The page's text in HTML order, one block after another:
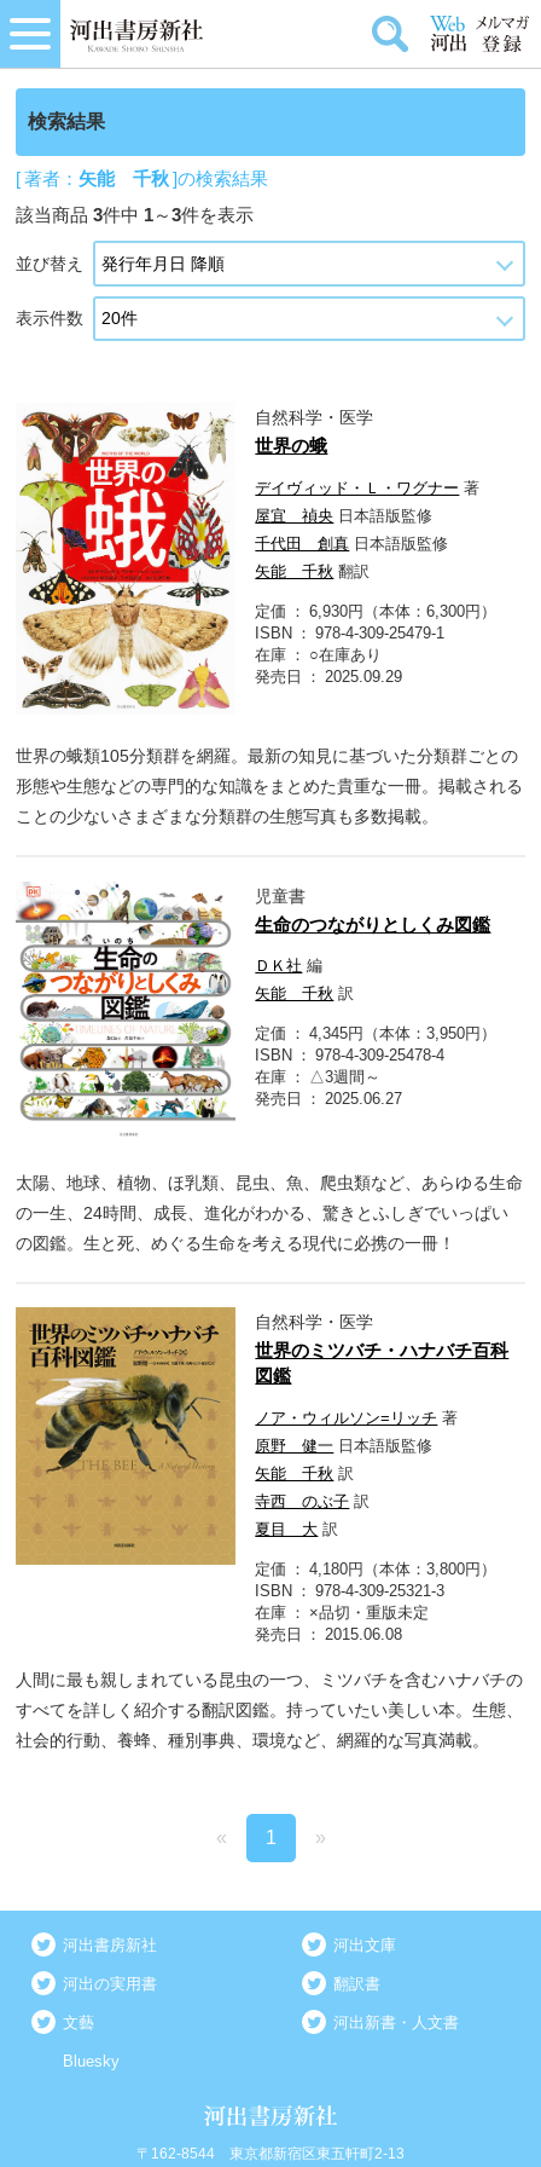
検索結果
[ 著者： 矢能 千秋]の検索結果
該当商品3件中 1～3件を表示
並び替え
表示件数
自然科学・医学
世界の蛾
デイヴィッド・Ｌ・ワグナー 著
屋宜 禎央 日本語版監修
千代田 創真 日本語版監修
矢能 千秋 翻訳
定価
6,930円（本体：6,300円）
ISBN
978-4-309-25479-1
在庫
○在庫あり
発売日
2025.09.29
世界の蛾類105分類群を網羅。最新の知見に基づいた分類群ごとの
形態や生態などの専門的な知識をまとめた貴重な一冊。掲載される
ことの少ないさまざまな分類群の生態写真も多数掲載。
児童書
生命のつながりとしくみ図鑑
ＤＫ社 編
矢能 千秋 訳
定価
4,345円（本体：3,950円）
ISBN
978-4-309-25478-4
在庫
△3週間～
発売日
2025.06.27
太陽、地球、植物、ほ乳類、昆虫、魚、爬虫類など、あらゆる生命
の一生、24時間、成長、進化がわかる、驚きとふしぎでいっぱい
の図鑑。生と死、めぐる生命を考える現代に必携の一冊！
自然科学・医学
世界のミツバチ・ハナバチ百科
図鑑
ノア・ウィルソン=リッチ 著
原野 健一 日本語版監修
矢能 千秋 訳
寺西 のぶ子 訳
夏目 大 訳
定価
4,180円（本体：3,800円）
ISBN
978-4-309-25321-3
在庫
×品切・重版未定
発売日
2015.06.08
人間に最も親しまれている昆虫の一つ、ミツバチを含むハナバチの
すべてを詳しく紹介する翻訳図鑑。持っていたい美しい本。生態、
社会的行動、養蜂、種別事典、環境など、網羅的な写真満載。
« 1 »
河出書房新社 河出文庫
河出の実用書 翻訳書
文藝 河出新書・人文書
Bluesky
〒162-8544 東京都新宿区東五軒町2-13